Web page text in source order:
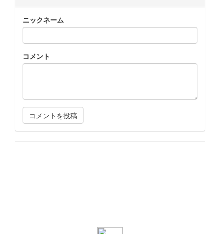
ニックネーム
コメント